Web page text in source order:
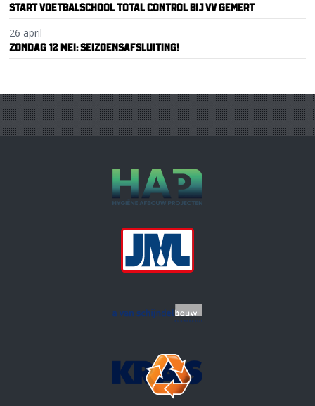
START VOETBALSCHOOL TOTAL CONTROL BIJ VV GEMERT
26 april
ZONDAG 12 MEI: SEIZOENSAFSLUITING!